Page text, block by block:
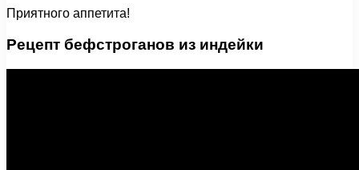
Приятного аппетита!
Рецепт бефстроганов из индейки